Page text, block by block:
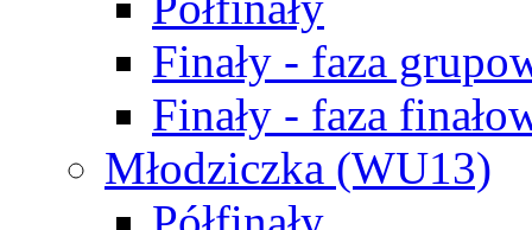
Finały - faza
Finały - faza
Młodziczka (WU13)